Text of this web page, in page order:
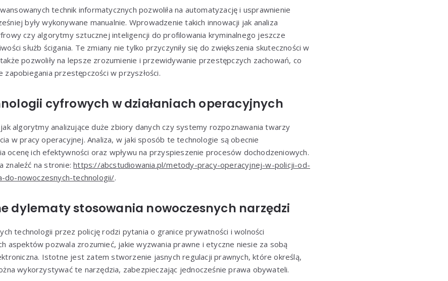
technik informatycznych pozwoliła na automatyzację i usprawnienie
były wykonywane manualnie. Wprowadzenie takich innowacji jak analiza
czy algorytmy sztucznej inteligencji do profilowania kryminalnego jeszcze
służb ścigania. Te zmiany nie tylko przyczyniły się do zwiększenia skuteczności w
pozwoliły na lepsze zrozumienie i przewidywanie przestępczych zachowań, co
zapobiegania przestępczości w przyszłości.
cyfrowych w działaniach operacyjnych
algorytmy analizujące duże zbiory danych czy systemy rozpoznawania twarzy
w pracy operacyjnej. Analiza, w jaki sposób te technologie są obecnie
ocenę ich efektywności oraz wpływu na przyspieszenie procesów dochodzeniowych.
znaleźć na stronie:https://abcstudiowania.pl/metody-pracy-operacyjnej-w-policji-od-
do-nowoczesnych-technologii/.
dylematy stosowania nowoczesnych narzędzi
technologii przez policję rodzi pytania o granice prywatności i wolności
aspektów pozwala zrozumieć, jakie wyzwania prawne i etyczne niesie za sobą
Istotne jest zatem stworzenie jasnych regulacji prawnych, które określą,
wykorzystywać te narzędzia, zabezpieczając jednocześnie prawa obywateli.